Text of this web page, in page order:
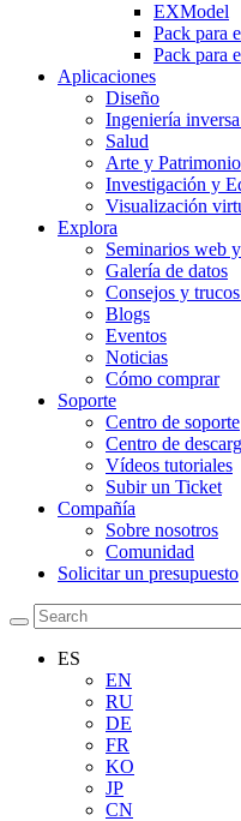
EXModel
Pack para
Pack para
Aplicaciones
Diseño
Ingeniería
Salud
Arte y Patrimonio
Investigación y
Visualización
Explora
Seminarios web
Galería de datos
Consejos y
Blogs
Eventos
Noticias
Cómo comprar
Soporte
Centro de soporte
Centro de
Vídeos tutoriales
Subir un Ticket
Compañía
Sobre nosotros
Comunidad
Solicitar un presupuesto
ES
EN
RU
DE
FR
KO
JP
CN